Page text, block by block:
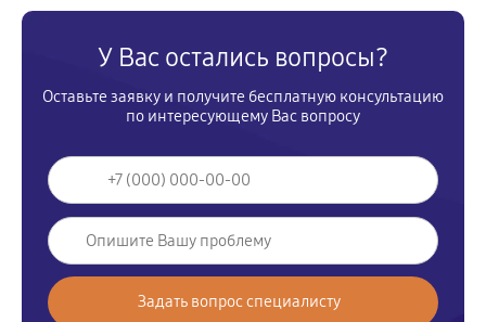
У Вас остались вопросы?
Оставьте заявку и получите бесплатную консультацию
по интересующему Вас вопросу